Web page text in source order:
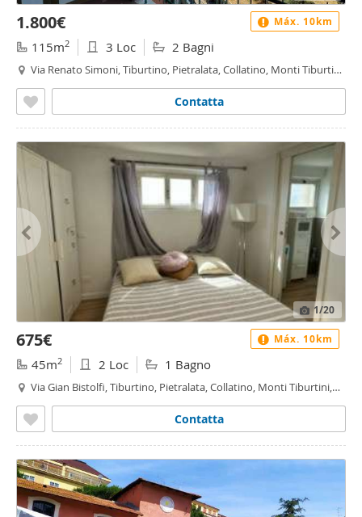
1.800€
115m2 3 Loc 2 Bagni
Via Renato Simoni, Tiburtino, Pietralata, Collatino, Monti Tiburtini,
Contatta
Máx. 10km
1/20
675€
45m2 2 Loc 1 Bagno
Via Gian Bistolfi, Tiburtino, Pietralata, Collatino, Monti Tiburtini,
Contatta
Máx. 10km